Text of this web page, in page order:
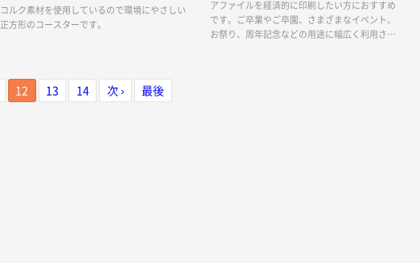
コルク素材を使用しているので環境にやさしい
正方形のコースターです。
アファイルを経済的に印刷したい方におすすめ
です。ご卒業やご卒園、さまざまなイベント、
お祭り、周年記念などの用途に幅広く利用され
12 13 14 次 › 最後